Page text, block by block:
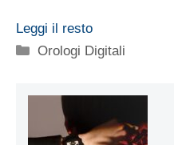
Leggi il resto
Categorie
Orologi Digitali